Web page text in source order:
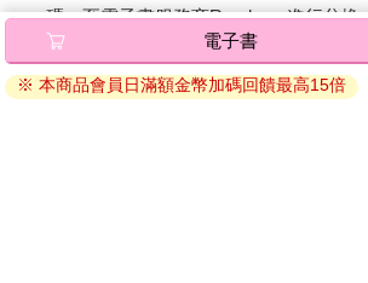
碼』至電子書服務商Readmoo進行兌換
退換貨須知：
因版權保護，您在金石堂所購買的電子